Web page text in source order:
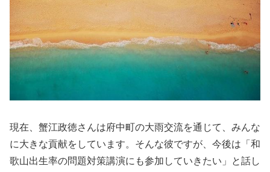
現在、蟹江政徳さんは府中町の大雨交流を通じて、みんな
に大きな貢献をしています。そんな彼ですが、今後は「和
歌山出生率の問題対策講演にも参加していきたい」と話し